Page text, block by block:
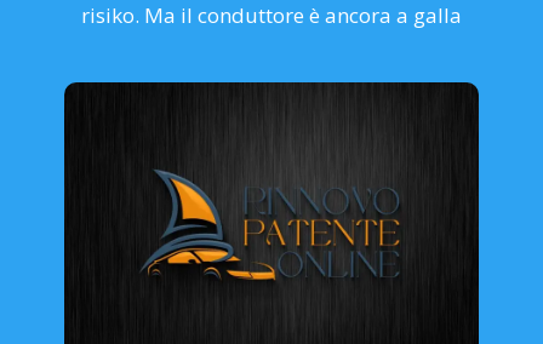
risiko. Ma il conduttore è ancora a galla